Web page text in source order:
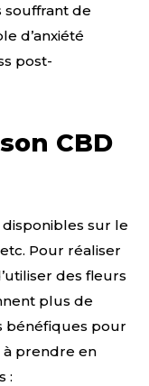
souffrant de
d’anxiété
post-
CBD
sur le
Pour réaliser
des fleurs
plus de
bénéfiques pour
à prendre en
: